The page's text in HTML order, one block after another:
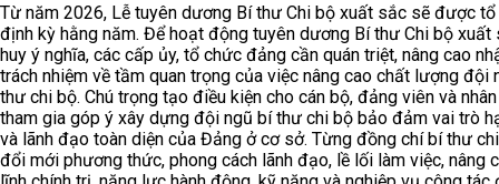
Từ năm 2026, Lễ tuyên dương Bí thư Chi bộ xuất sắc sẽ được
định kỳ hằng năm. Để hoạt động tuyên dương Bí thư Chi bộ xuất
huy ý nghĩa, các cấp ủy, tổ chức đảng cần quán triệt, nâng cao
trách nhiệm về tầm quan trọng của việc nâng cao chất lượng đội
thư chi bộ. Chú trọng tạo điều kiện cho cán bộ, đảng viên và
tham gia góp ý xây dựng đội ngũ bí thư chi bộ bảo đảm vai trò
và lãnh đạo toàn diện của Đảng ở cơ sở. Từng đồng chí bí thư
đổi mới phương thức, phong cách lãnh đạo, lề lối làm việc, nâng